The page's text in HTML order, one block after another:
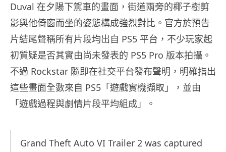
Duval 在夕陽下駕車的畫面，街道兩旁的椰子樹剪
影與他倚窗而坐的姿態構成強烈對比。官方於預告
片結尾聲稱所有片段均出自 PS5 平台，不少玩家起
初質疑是否其實由尚未發表的 PS5 Pro 版本拍攝。
不過 Rockstar 隨即在社交平台發布聲明，明確指出
這些畫面全數來自 PS5「遊戲實機擷取」，並由
「遊戲過程與劇情片段平均組成」。
Grand Theft Auto VI Trailer 2 was captured